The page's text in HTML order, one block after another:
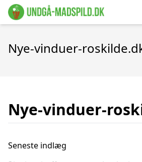
Nye-vinduer-
Nye-vinduer-
Seneste indlæg